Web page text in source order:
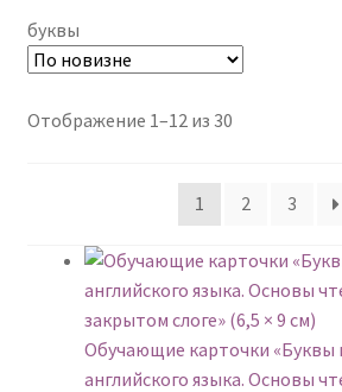
ИГРЫ НА ЛИПУЧКАХ
КОНТАКТЫ
буквы
Отображение 1–12 из 30Сортировка:
1
2 3
Обучающие карточки «Буквы
английского языка. Основы